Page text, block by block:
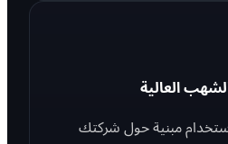
العالية
مبنية حول شركتك